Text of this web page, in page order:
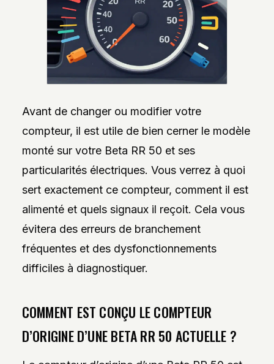
Avant de changer ou modifier votre
compteur, il est utile de bien cerner le modèle
monté sur votre Beta RR 50 et ses
particularités électriques. Vous verrez à quoi
sert exactement ce compteur, comment il est
alimenté et quels signaux il reçoit. Cela vous
évitera des erreurs de branchement
fréquentes et des dysfonctionnements
difficiles à diagnostiquer.
COMMENT EST CONÇU LE COMPTEUR
D’ORIGINE D’UNE BETA RR 50 ACTUELLE ?